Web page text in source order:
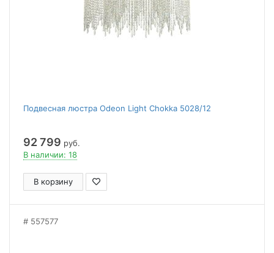
Подвесная люстра Odeon Light Chokka 5028/12
92 799 руб.
В наличии: 18
В корзину
557577